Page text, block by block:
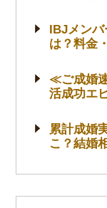
IBJメン
は？料金
≪ご成婚
活成功エ
累計成婚
こ？結婚